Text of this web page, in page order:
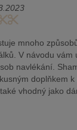
mnoho
V návodu vám
navlékání.
doplňkem
vhodný jako